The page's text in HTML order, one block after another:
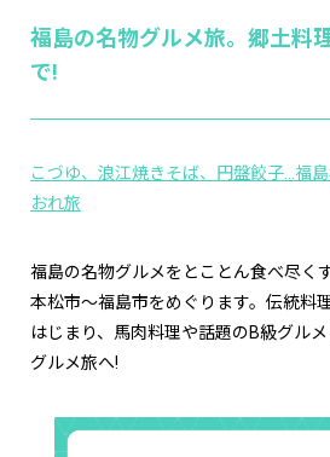
福島の名物グルメ旅。郷土料
で!
こづゆ、浪江焼きそば、円盤餃子…福
おれ旅
福島の名物グルメをとことん食べ尽く
本松市～福島市をめぐります。伝統料
はじまり、馬肉料理や話題のB級グル
グルメ旅へ!